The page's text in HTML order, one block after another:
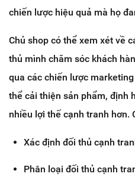
chiến lược hiệu quả mà họ
Chủ shop có thể xem xét về
thủ mình chăm sóc khách
qua các chiến lược
thể cải thiện sản phẩm, định
nhiều lợi thế cạnh tranh hơn.
Xác định đối thủ cạnh
Phân loại đối thủ cạnh